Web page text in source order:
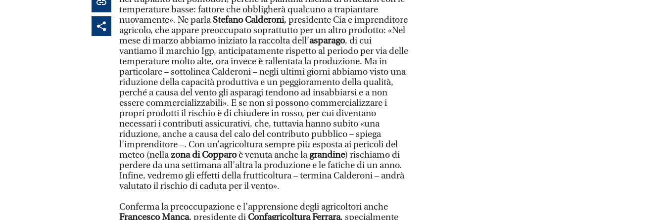
temperature basse: fattore che obbligherà qualcuno a trapiantare
nuovamente». Ne parlaStefano Calderoni, presidente Cia e imprenditore
agricolo, che appare preoccupato soprattutto per un altro prodotto: «Nel
mese di marzo abbiamo iniziato la raccolta dell’asparago, di cui
vantiamo il marchio Igp, anticipatamente rispetto al periodo per via delle
temperature molto alte, ora invece è rallentata la produzione. Ma in
particolare – sottolinea Calderoni – negli ultimi giorni abbiamo visto una
riduzione della capacità produttiva e un peggioramento della qualità,
perché a causa del vento gli asparagi tendono ad insabbiarsi e a non
essere commercializzabili». E se non si possono commercializzare i
propri prodotti il rischio è di chiudere in rosso, per cui diventano
necessari i contributi assicurativi, che, tuttavia hanno subito «una
riduzione, anche a causa del calo del contributo pubblico – spiega
l’imprenditore –. Con un’agricoltura sempre più esposta ai pericoli del
meteo (nellazona di Copparoè venuta anche lagrandine) rischiamo di
perdere da una settimana all’altra la produzione e le fatiche di un anno.
Infine, vedremo gli effetti della frutticoltura – termina Calderoni – andrà
valutato il rischio di caduta per il vento».
Conferma la preoccupazione e l’apprensione degli agricoltori anche
Francesco Manca, presidente di Confagricoltura Ferrara, specialmente